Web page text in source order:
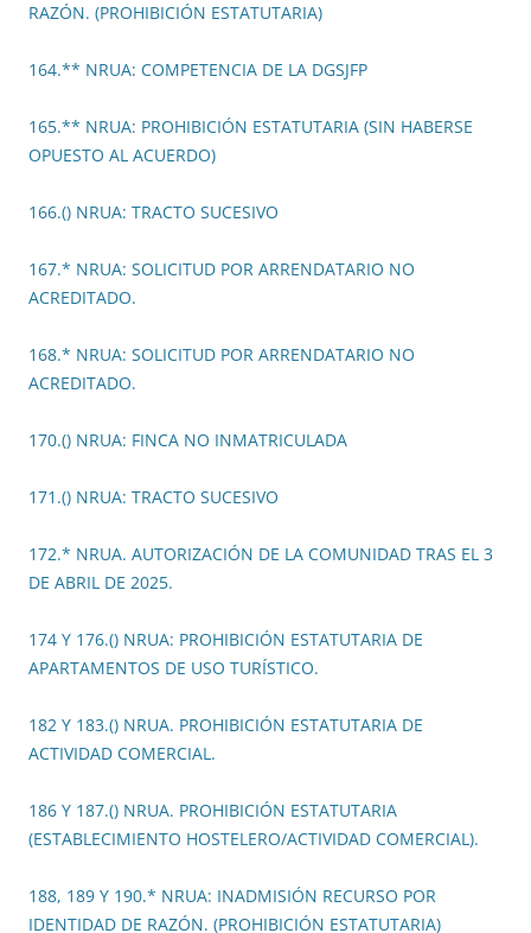
RAZÓN. (PROHIBICIÓN ESTATUTARIA)
164.** NRUA: COMPETENCIA DE LA DGSJFP
165.** NRUA: PROHIBICIÓN ESTATUTARIA (SIN HABERSE
OPUESTO AL ACUERDO)
166.() NRUA: TRACTO SUCESIVO
167.* NRUA: SOLICITUD POR ARRENDATARIO NO
ACREDITADO.
168.* NRUA: SOLICITUD POR ARRENDATARIO NO
ACREDITADO.
170.() NRUA: FINCA NO INMATRICULADA
171.() NRUA: TRACTO SUCESIVO
172.* NRUA. AUTORIZACIÓN DE LA COMUNIDAD TRAS EL 3
DE ABRIL DE 2025.
174 Y 176.() NRUA: PROHIBICIÓN ESTATUTARIA DE
APARTAMENTOS DE USO TURÍSTICO.
182 Y 183.() NRUA. PROHIBICIÓN ESTATUTARIA DE
ACTIVIDAD COMERCIAL.
186 Y 187.() NRUA. PROHIBICIÓN ESTATUTARIA
(ESTABLECIMIENTO HOSTELERO/ACTIVIDAD COMERCIAL).
188, 189 Y 190.* NRUA: INADMISIÓN RECURSO POR
IDENTIDAD DE RAZÓN. (PROHIBICIÓN ESTATUTARIA)